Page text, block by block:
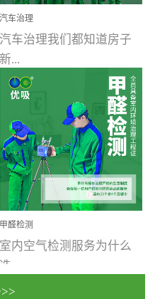
汽车治理
汽车治理我们都知道房子
新...
装修完会有甲醛，其实汽
车的甲醛超标问题更为严
重。汽车的空间范围小，
配件、皮具、装饰多，这
些都是汽...
甲醛检测
室内空气检测服务为什么
选...